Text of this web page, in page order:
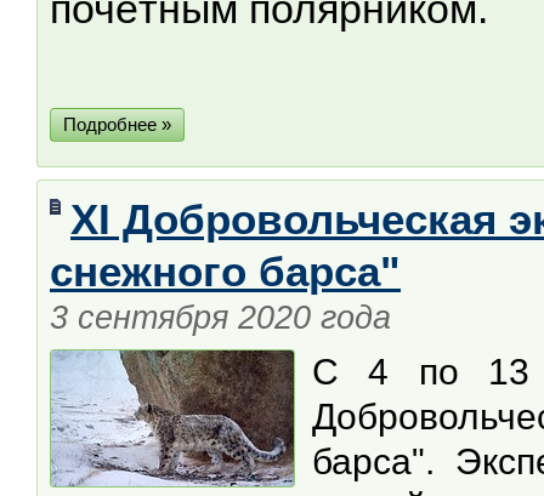
Подробнее »
XI Добровольческая
снежного барса"
3 сентября 2020 года
С 4 по 13
барса".